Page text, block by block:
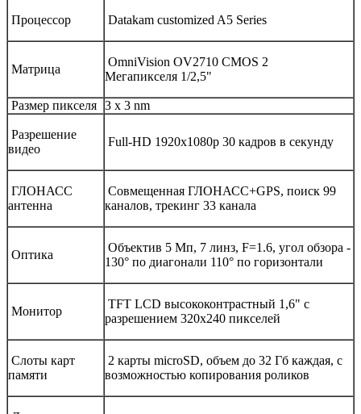
Процессор Datakam customized A5 Series
Матрица
OmniVision OV2710 CMOS 2
Мегапикселя 1/2,5"
Размер пикселя 3 х 3 nm
Разрешение
видео
Full-HD 1920х1080р 30 кадров в секунду
ГЛОНАСС
антенна
Совмещенная ГЛОНАСС+GPS, поиск 99
каналов, трекинг 33 канала
Оптика
Объектив 5 Мп, 7 линз, F=1.6, угол обзора -
130° по диагонали 110° по горизонтали
Монитор
TFT LCD высококонтрастный 1,6" с
разрешением 320х240 пикселей
Слоты карт
памяти
2 карты microSD, объем до 32 Гб каждая, с
возможностью копирования роликов